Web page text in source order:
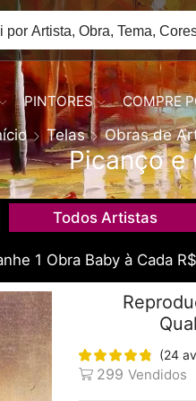
PINTORES COMPRE
Telas Obras de
Picanço e
Todos Artistas
1 Obra Baby à Cada
(24
299 Vendidos